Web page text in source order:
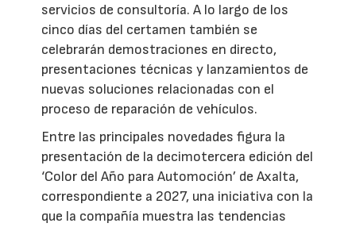
servicios de consultoría. A lo largo de los
cinco días del certamen también se
celebrarán demostraciones en directo,
presentaciones técnicas y lanzamientos de
nuevas soluciones relacionadas con el
proceso de reparación de vehículos.
Entre las principales novedades figura la
presentación de la decimotercera edición del
‘Color del Año para Automoción’ de Axalta,
correspondiente a 2027, una iniciativa con la
que la compañía muestra las tendencias